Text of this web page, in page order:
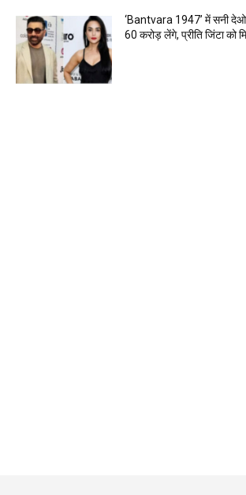
‘Bantvara 1947’ में सनी
60 करोड़ लेंगे, प्रीति जिंटा को